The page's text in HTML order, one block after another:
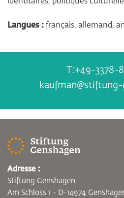
Langues : français, allemand,
+49-3378-
kaufman@stiftung-
Adresse :
Stiftung Genshagen
Am Schloss 1 - D-14974